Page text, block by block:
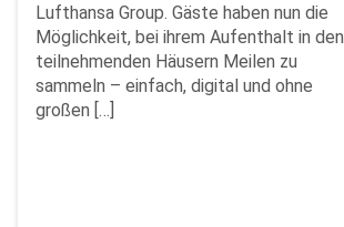
Lufthansa Group. Gäste haben nun die
Möglichkeit, bei ihrem Aufenthalt in den
teilnehmenden Häusern Meilen zu
sammeln – einfach, digital und ohne
großen […]